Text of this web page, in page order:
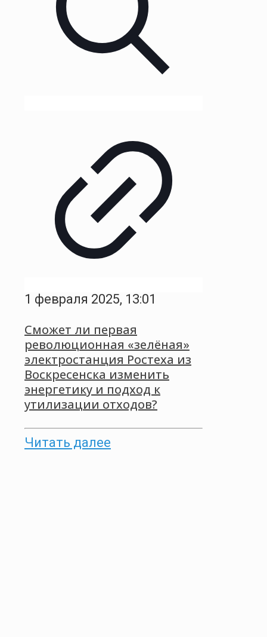
1 февраля 2025, 13:01
Сможет ли первая
революционная «зелёная»
электростанция Ростеха из
Воскресенска изменить
энергетику и подход к
утилизации отходов?
Читать далее